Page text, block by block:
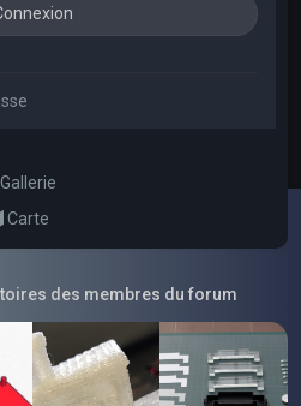
Gallerie
Carte
des membres du forum